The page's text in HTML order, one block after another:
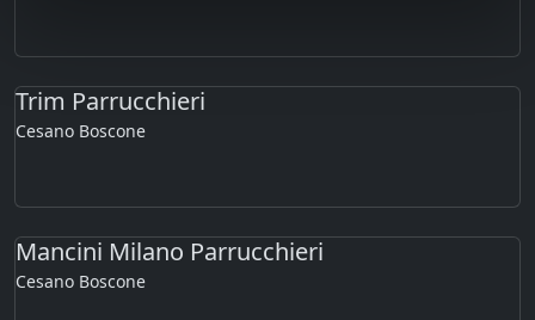
Trim Parrucchieri
Cesano Boscone
Mancini Milano Parrucchieri
Cesano Boscone